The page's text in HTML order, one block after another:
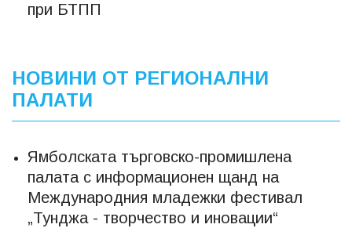
при БТПП
НОВИНИ ОТ РЕГИОНАЛНИ
ПАЛАТИ
Ямболската търговско-промишлена
палата с информационен щанд на
Международния младежки фестивал
„Тунджа - творчество и иновации“